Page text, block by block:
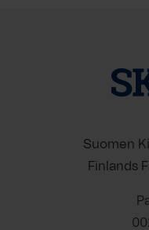
Suomen
Finlands